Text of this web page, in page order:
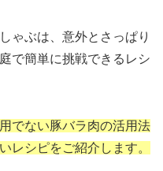
ゃぶは、意外とさっぱり
で簡単に挑戦できるレシ
でない豚バラ肉の活用法
レシピをご紹介します。